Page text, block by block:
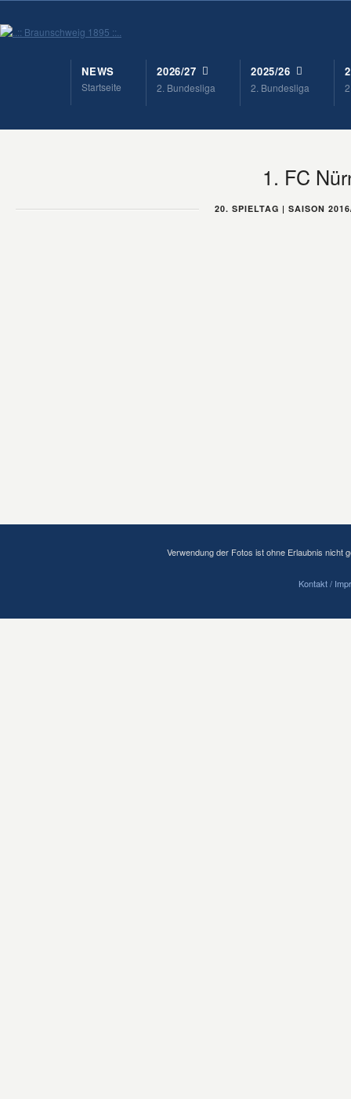
NEWS
Startseite
2026/27
2. Bundesliga
2025/26
2. Bundesliga
1. FC
20. SPIELTAG | SAISON
Verwendung der Fotos ist ohne Erlaubnis nicht
Kontakt /